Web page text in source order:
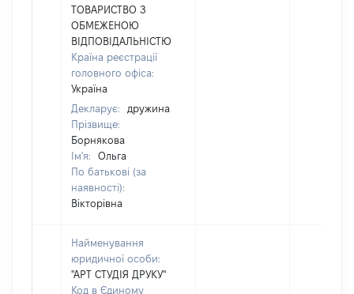
ТОВАРИСТВО З
ОБМЕЖЕНОЮ
ВІДПОВІДАЛЬНІСТЮ
Країна реєстрації
головного офіса:
Україна
Декларує:
дружина
Прізвище:
Борнякова
Ім'я:
Ольга
По батькові (за
наявності):
Вікторівна
Найменування
юридичної особи:
"АРТ СТУДІЯ ДРУКУ"
Код в Єдиному